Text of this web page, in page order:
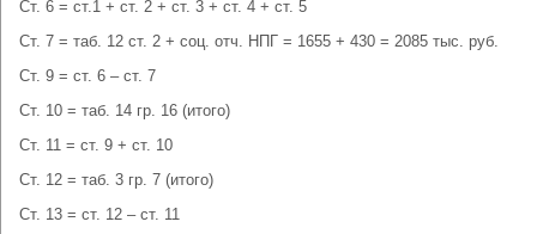
Ст. 6 = ст.1 + ст. 2 + ст. 3 + ст. 4 + ст. 5
Ст. 7 = таб. 12 ст. 2 + соц. отч. НПГ = 1655 + 430 = 2085 тыс. руб.
Ст. 9 = ст. 6 – ст. 7
Ст. 10 = таб. 14 гр. 16 (итого)
Ст. 11 = ст. 9 + ст. 10
Ст. 12 = таб. 3 гр. 7 (итого)
Ст. 13 = ст. 12 – ст. 11